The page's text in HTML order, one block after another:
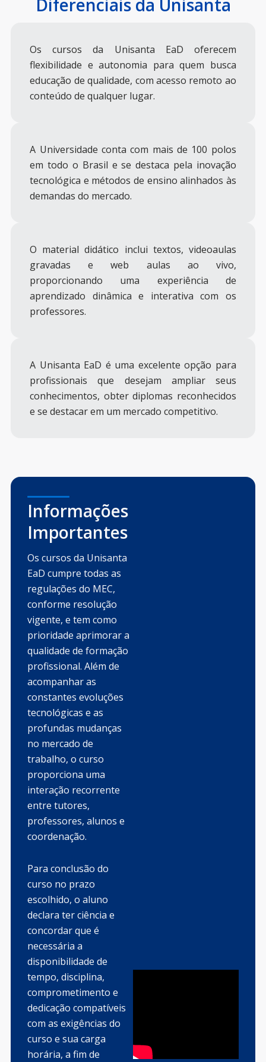
Os cursos da Unisanta EaD oferecem
flexibilidade e autonomia para quem busca
educação de qualidade, com acesso remoto ao
conteúdo de qualquer lugar.
A Universidade conta com mais de 100 polos
em todo o Brasil e se destaca pela inovação
tecnológica e métodos de ensino alinhados às
demandas do mercado.
O material didático inclui textos, videoaulas
gravadas e web aulas ao vivo,
proporcionando uma experiência de
aprendizado dinâmica e interativa com os
professores.
A Unisanta EaD é uma excelente opção para
profissionais que desejam ampliar seus
conhecimentos, obter diplomas reconhecidos
e se destacar em um mercado competitivo.
Informações
Importantes
Os cursos da Unisanta
EaD cumpre todas as
regulações do MEC,
conforme resolução
vigente, e tem como
prioridade aprimorar a
qualidade de formação
profissional. Além de
acompanhar as
constantes evoluções
tecnológicas e as
profundas mudanças
no mercado de
trabalho, o curso
proporciona uma
interação recorrente
entre tutores,
professores, alunos e
coordenação.
Para conclusão do
curso no prazo
escolhido, o aluno
declara ter ciência e
concordar que é
necessária a
disponibilidade de
tempo, disciplina,
comprometimento e
dedicação compatíveis
com as exigências do
curso e sua carga
horária, a fim de